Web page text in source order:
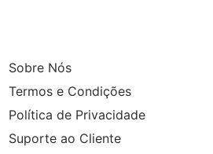
Sobre Nós
Termos e Condições
Política de Privacidade
Suporte ao Cliente